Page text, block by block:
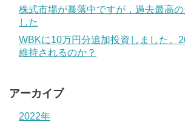
株式市場が暴落中ですが，過去最高
した
WBKに10万円分追加投資しました。
維持されるのか？
アーカイブ
2022年